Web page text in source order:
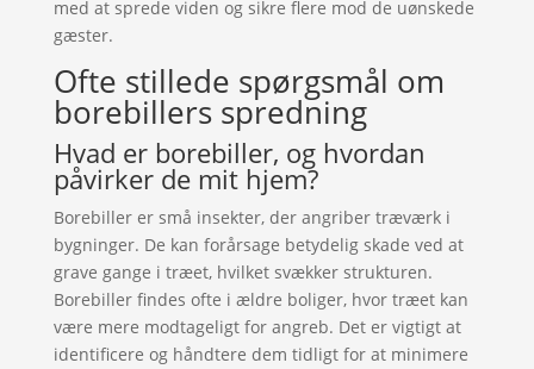
med at sprede viden og sikre flere mod de uønskede
gæster.
Ofte stillede spørgsmål om
borebillers spredning
Hvad er borebiller, og hvordan
påvirker de mit hjem?
Borebiller er små insekter, der angriber træværk i
bygninger. De kan forårsage betydelig skade ved at
grave gange i træet, hvilket svækker strukturen.
Borebiller findes ofte i ældre boliger, hvor træet kan
være mere modtageligt for angreb. Det er vigtigt at
identificere og håndtere dem tidligt for at minimere